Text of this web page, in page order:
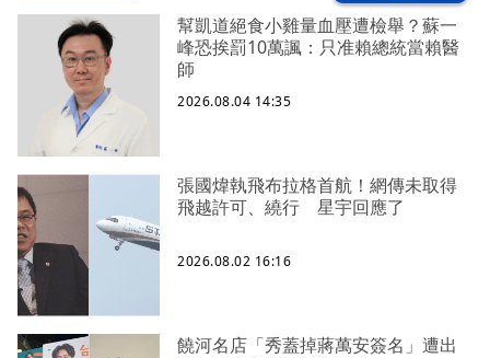
幫凱道絕食小雞量血壓遭檢舉？蘇一
峰恐挨罰10萬諷：只准賴總統當賴醫
師
2026.08.04 14:35
張國煒執飛布拉格首航！網傳未取得
飛越許可、繞行 星宇回應了
2026.08.02 16:16
饒河名店「秀蓋掉蔣萬安簽名」遭出